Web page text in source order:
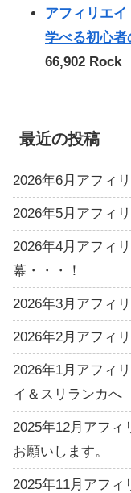
アフィリエ
学べる初心
66,902 Rock
最近の投稿
2026年6月アフィ
2026年5月アフィ
2026年4月アフィ
幕・・・！
2026年3月アフィ
2026年2月アフィ
2026年1月アフィ
イ＆スリランカへ
2025年12月アフ
お願いします。
2025年11月アフ